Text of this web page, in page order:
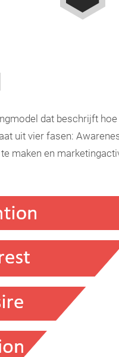
dat beschrijft
uit vier fasen:
maken en